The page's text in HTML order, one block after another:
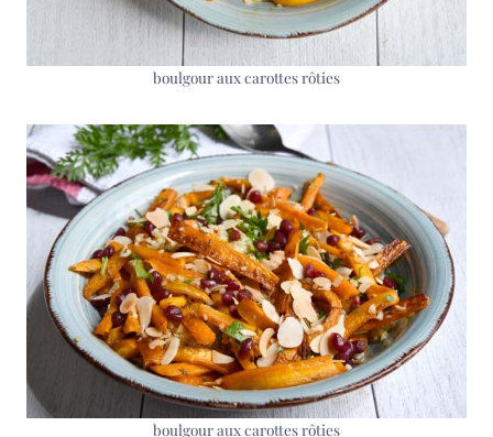
boulgour aux carottes rôties
boulgour aux carottes rôties